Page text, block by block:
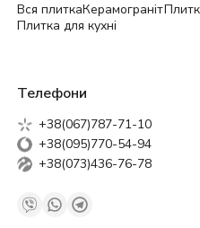
Вся плиткаКерамограніт
Плитка для кухні
Телефони
+38(067)787-71-10
+38(095)770-54-94
+38(073)436-76-78